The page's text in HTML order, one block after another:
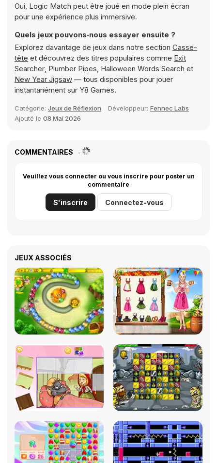
Oui, Logic Match peut être joué en mode plein écran
pour une expérience plus immersive.
Quels jeux pouvons‑nous essayer ensuite ?
Explorez davantage de jeux dans notre section Casse-
tête et découvrez des titres populaires comme Exit
Searcher, Plumber Pipes, Halloween Words Search et
New Year Jigsaw — tous disponibles pour jouer
instantanément sur Y8 Games.
Catégorie: Jeux de Réflexion Développeur: Fennec Labs
Ajouté le 08 Mai 2026
COMMENTAIRES
Veuillez vous connecter ou vous inscrire pour poster un
commentaire
S'inscrire Connectez-vous
JEUX ASSOCIÉS